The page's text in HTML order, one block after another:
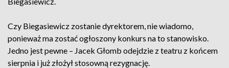
Czy Biegasiewicz zostanie dyrektorem, nie wiadomo,
ponieważ ma zostać ogłoszony konkurs na to stanowisko.
Jedno jest pewne – Jacek Głomb odejdzie z teatru z końcem
sierpnia i już złożył stosowną rezygnację.